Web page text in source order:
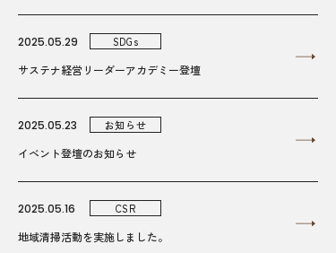
2025.05.29 SDGs
サステナ経営リーダーアカデミー登壇
2025.05.23 お知らせ
イベント登壇のお知らせ
2025.05.16 CSR
地域清掃活動を実施しました。